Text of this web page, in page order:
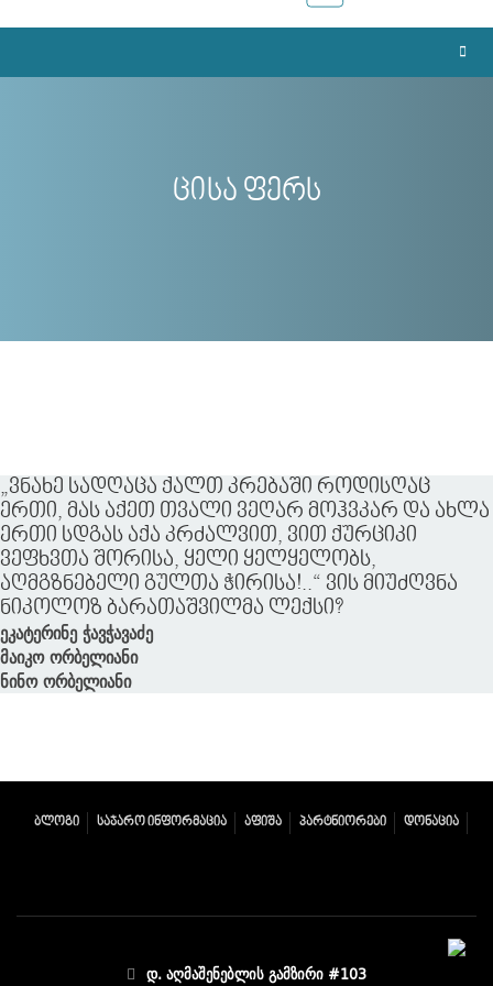
ცისა ფერს
„ვნახე სადღაცა ქალთ კრებაში როდისღაც
ერთი, მას აქეთ თვალი ვეღარ მოჰვკარ და ახლა
ერთი სდგას აქა კრძალვით, ვით ქურციკი
ვეფხვთა შორისა, ყელი ყელყელობს,
აღმგზნებელი გულთა ჭირისა!..“ ვის მიუძღვნა
ნიკოლოზ ბარათაშვილმა ლექსი?
ეკატერინე ჭავჭავაძე
მაიკო ორბელიანი
ნინო ორბელიანი
ᲑᲚᲝᲒᲘ ᲡᲐᲯᲐᲠᲝ ᲘᲜᲤᲝᲠᲛᲐᲪᲘᲐ ᲐᲤᲘᲨᲐ ᲞᲐᲠᲢᲜᲘᲝᲠᲔᲑᲘ ᲓᲝᲜᲐᲪᲘᲐ
დ. აღმაშენებლის გამზირი #103